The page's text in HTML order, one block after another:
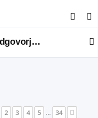
s
a
Neodgovorjeni prispevki
1od34
2 3 4 5 … 34